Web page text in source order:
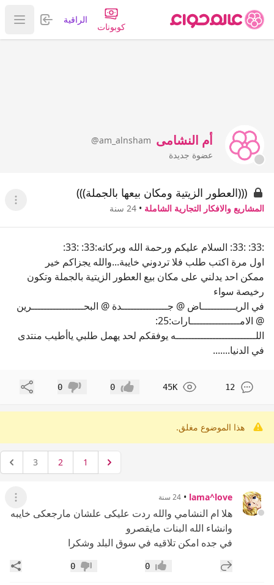
كوبونات
الراقية تسجيل
عرض
أم النشامى @am_alnsham
عضوة جديدة
(((العطور الزيتية ومكان بيعها بالجملة)))
المشاريع والافكار التجارية الشاملة • 24 سنة عرض
:33: :33: السلام عليكم ورحمة الله وبركاته:33: :33:
اول مرة اكتب طلب فلا تردوني خايبة...والله يجزاكم خير
ممكن احد يدلني على مكان بيع العطور الزيتية بالجملة وتكون
رخيصة سواء
في الريـــــــــــاض @ جـــــــــــــــدة @ البحـــــــــــــــــرين
@ الامــــــــــــــــارات:25:
اللــــــــــــــــــــــــــه يوفقكم لحد يهمل طلبي ياأطيب منتدى
في الدنيا.......
12
45K إعجاب 0 عدم إعجاب
0 مشاركة
هذا الموضوع مغلق.
1
2
3
lama^love
• 24 سنة عرض
هلا ام النشامي والله ردت عليكى علشان مارجعكى خايبه
وانشاء الله البنات مايقصرو
في جده امكن تلاقيه في سوق البلد وشكرا
إضافة رد جديد إعجاب0 عدم إعجاب
0